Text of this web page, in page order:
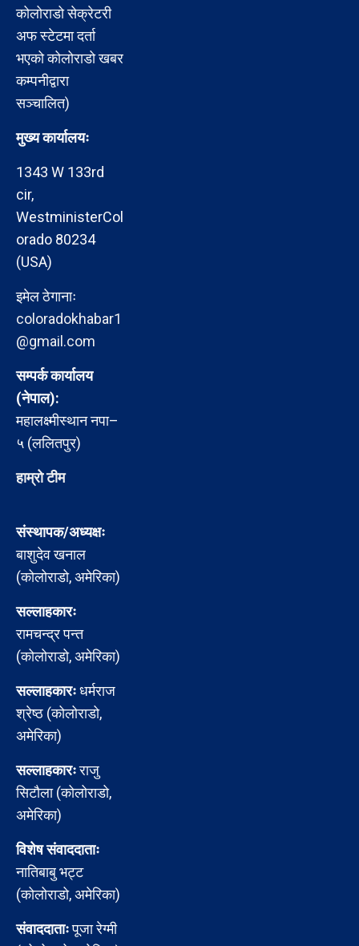
कोलोराडो सेक्रेटरी
अफ स्टेटमा दर्ता
भएको कोलोराडो खबर
कम्पनीद्वारा
सञ्चालित)
मुख्य कार्यालयः
1343 W 133rd
cir,
WestministerCol
orado 80234
(USA)
इमेल ठेगानाः
coloradokhabar1
@gmail.com
सम्पर्क कार्यालय
(नेपाल):
महालक्ष्मीस्थान नपा–
५ (ललितपुर)
हाम्रो टीम
संस्थापक/अध्यक्षः
बाशुदेव खनाल
(कोलोराडो, अमेरिका)
सल्लाहकारः
रामचन्द्र पन्त
(कोलोराडो, अमेरिका)
सल्लाहकारःधर्मराज
श्रेष्ठ (कोलोराडो,
अमेरिका)
सल्लाहकारःराजु
सिटौला (कोलोराडो,
अमेरिका)
विशेष संवाददाताः
नातिबाबु भट्ट
(कोलोराडो, अमेरिका)
संवाददाताःपूजा रेग्मी